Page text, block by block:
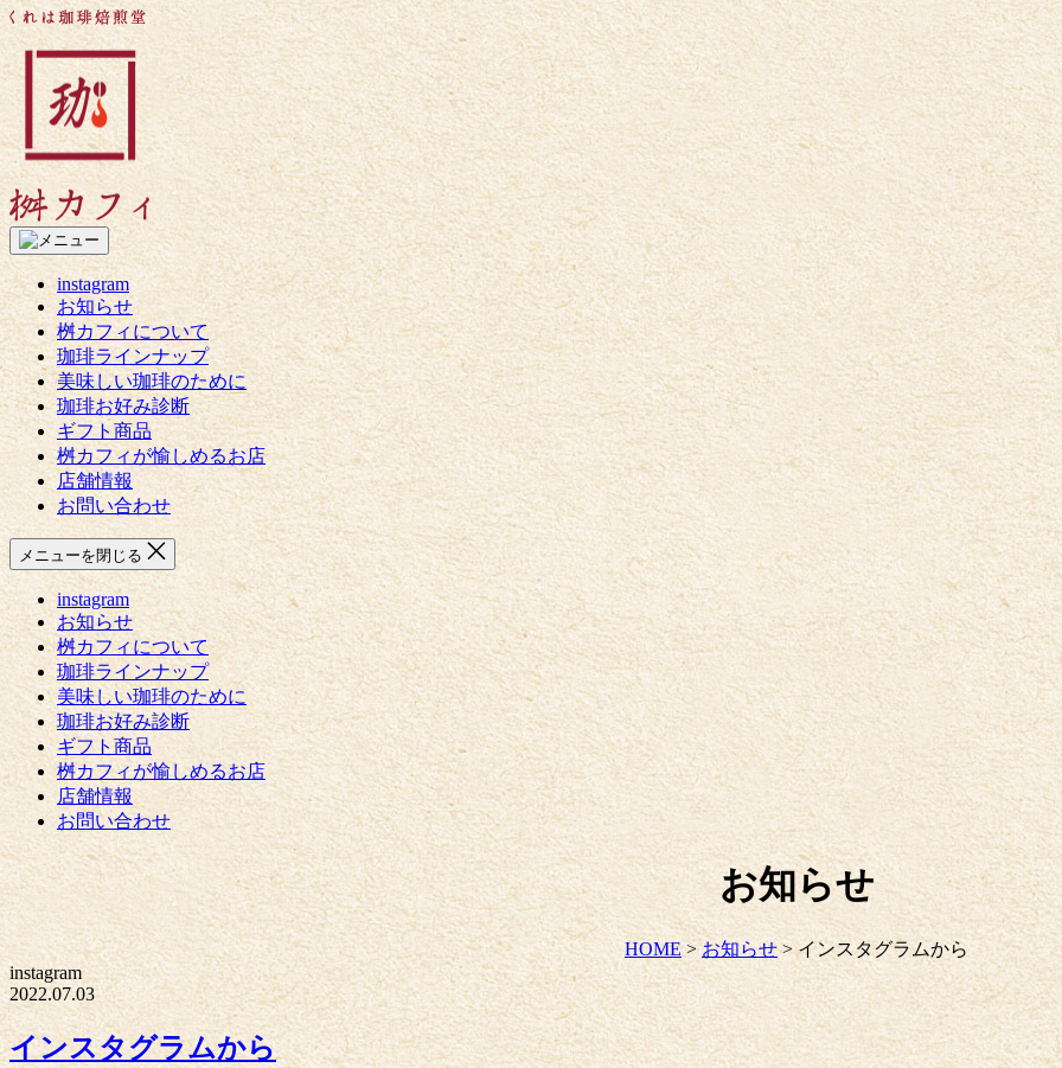
コ
ン
テ
へ
ス
キ
ッ
プ
く
琲
焙
煎
堂
桝
カ
フ
ィ
instagram
お知らせ
桝カフィについて
珈琲ラインナップ
美味しい珈琲のために
珈琲お好み診断
ギフト商品
桝カフィが愉しめるお店
店舗情報
お問い合わせ
メニューを閉じる
instagram
お知らせ
桝カフィについて
珈琲ラインナップ
美味しい珈琲のために
珈琲お好み診断
ギフト商品
桝カフィが愉しめるお店
店舗情報
お問い合わせ
お知らせ
HOME>お知らせ>インスタグラムから
instagram
2022.07.03
インスタグラムから